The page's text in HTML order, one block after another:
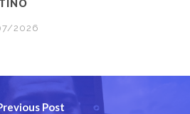
2026
Post